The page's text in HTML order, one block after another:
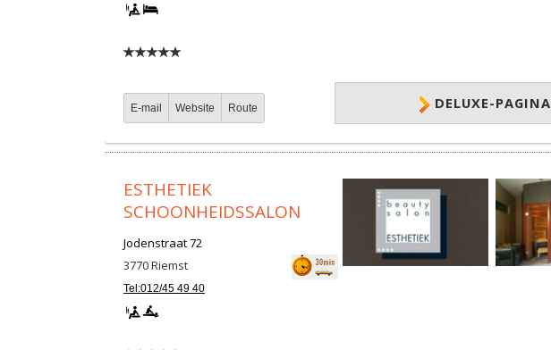
E-mail Website Route DELUXE-PAGINA
ESTHETIEK
SCHOONHEIDSSALON
Jodenstraat 72
3770Riemst
Tel:012/45 49 40